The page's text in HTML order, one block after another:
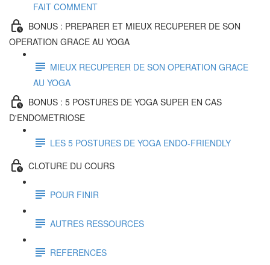
FAIT COMMENT
BONUS : PREPARER ET MIEUX RECUPERER DE SON
OPERATION GRACE AU YOGA
MIEUX RECUPERER DE SON OPERATION GRACE
AU YOGA
BONUS : 5 POSTURES DE YOGA SUPER EN CAS
D'ENDOMETRIOSE
LES 5 POSTURES DE YOGA ENDO-FRIENDLY
CLOTURE DU COURS
POUR FINIR
AUTRES RESSOURCES
REFERENCES